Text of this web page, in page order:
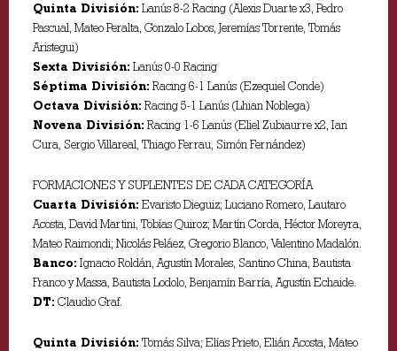
Quinta División: Lanús 8-2 Racing (Alexis Duarte x3, Pedro
Pascual, Mateo Peralta, Gonzalo Lobos, Jeremías Torrente, Tomás
Aristegui)
Sexta División: Lanús 0-0 Racing
Séptima División: Racing 6-1 Lanús (Ezequiel Conde)
Octava División: Racing 5-1 Lanús (Lhian Noblega)
Novena División: Racing 1-6 Lanús (Eliel Zubiaurre x2, Ian
Cura, Sergio Villareal, Thiago Ferrau, Simón Fernández)
FORMACIONES Y SUPLENTES DE CADA CATEGORÍA
Cuarta División: Evaristo Dieguiz; Luciano Romero, Lautaro
Acosta, David Martini, Tobías Quiroz; Martín Corda, Héctor Moreyra,
Mateo Raimondi; Nicolás Peláez, Gregorio Blanco, Valentino Madalón.
Banco: Ignacio Roldán, Agustín Morales, Santino China, Bautista
Franco y Massa, Bautista Lodolo, Benjamín Barría, Agustín Echaide.
DT: Claudio Graf.
Quinta División: Tomás Silva; Elías Prieto, Elián Acosta, Mateo